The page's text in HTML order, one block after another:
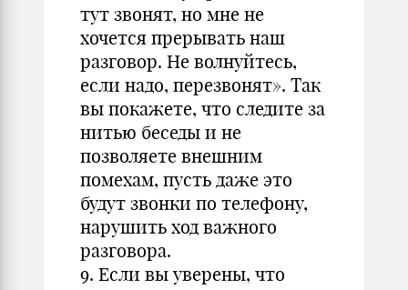
тут звонят, но мне не
хочется прерывать наш
разговор. Не волнуйтесь,
если надо, перезвонят». Так
вы покажете, что следите за
нитью беседы и не
позволяете внешним
помехам, пусть даже это
будут звонки по телефону,
нарушить ход важного
разговора.
9. Если вы уверены, что